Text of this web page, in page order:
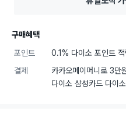
구매혜택
포인트
0.1% 다이소 포인트 적
결제
카카오페이머니로 3만
다이소 삼성카드 다이